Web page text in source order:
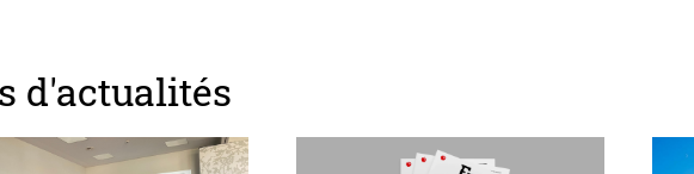
d'actualités